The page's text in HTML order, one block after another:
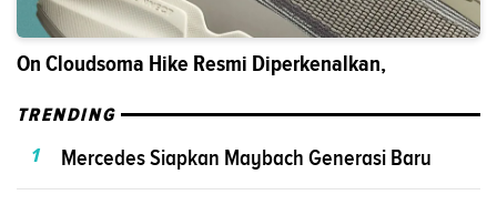
On Cloudsoma Hike Resmi Diperkenalkan,
TRENDING
1
Mercedes Siapkan Maybach Generasi Baru